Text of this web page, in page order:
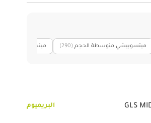
ميتسوبيشي متوسطة الحجم (290) ميتسوبيشي صغيرة
البريميوم